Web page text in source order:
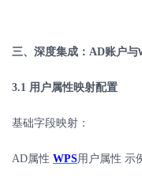
三、深度集成： AD账户与
3.1 用户属性映射配置
基础字段映射：
AD属性 WPS用户属性 示